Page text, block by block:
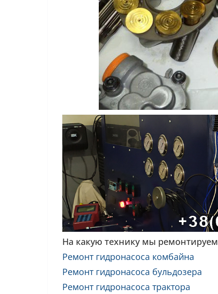
На какую технику мы
Ремонт гидронасоса комбайна
Ремонт гидронасоса бульдозера
Ремонт гидронасоса трактора